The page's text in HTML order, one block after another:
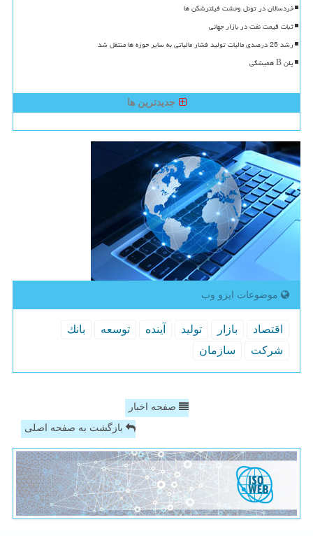
خردسالان در تونل وحشت فیلترشکن ها
ثبات قیمت نفت در بازار جهانی
رشد 25 درصدی مالیات تولید فشار مالیاتی به سایر حوزه ها منتقل شد
پلن B همیشگی
جدیدترین ها
موضوعات ایزو وب
اقتصاد بازار تولید آینده توسعه
بانك
شركت
سازمان
صفحه اخبار
بازگشت به صفحه اصلی